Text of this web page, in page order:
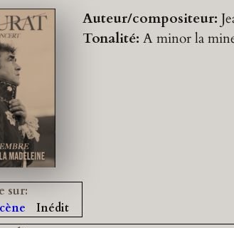
Auteur/compositeur:
Tonalité:A minor la
sur:
Inédit